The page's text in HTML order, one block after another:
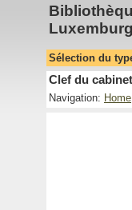
Sélection du
Clef du
Navigation: Home